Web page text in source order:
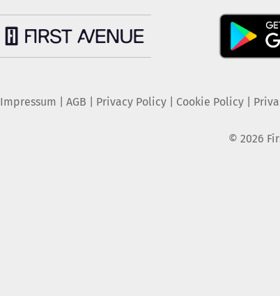
Impressum AGB Privacy Policy| Cookie Policy|
© 2026